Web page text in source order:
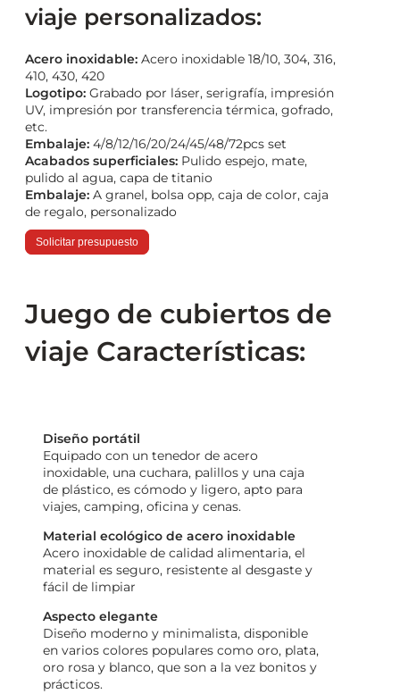
viaje personalizados:
Acero inoxidable: Acero inoxidable 18/10, 304, 316,
410, 430, 420
Logotipo: Grabado por láser, serigrafía, impresión
UV, impresión por transferencia térmica, gofrado,
etc.
Embalaje: 4/8/12/16/20/24/45/48/72pcs set
Acabados superficiales: Pulido espejo, mate,
pulido al agua, capa de titanio
Embalaje: A granel, bolsa opp, caja de color, caja
de regalo, personalizado
Solicitar presupuesto
Juego de cubiertos de
viaje Características:
Diseño portátil
Equipado con un tenedor de acero
inoxidable, una cuchara, palillos y una caja
de plástico, es cómodo y ligero, apto para
viajes, camping, oficina y cenas.
Material ecológico de acero inoxidable
Acero inoxidable de calidad alimentaria, el
material es seguro, resistente al desgaste y
fácil de limpiar
Aspecto elegante
Diseño moderno y minimalista, disponible
en varios colores populares como oro, plata,
oro rosa y blanco, que son a la vez bonitos y
prácticos.